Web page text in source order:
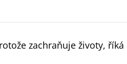
zachraňuje životy, říká